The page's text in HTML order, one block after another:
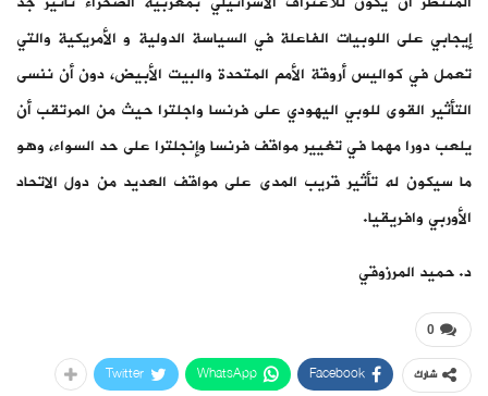
إيجابي على اللوبيات الفاعلة في السياسة الدولية و الأمريكية والتي
تعمل في كواليس أروقة الأمم المتحدة والبيت الأبيض، دون أن ننسى
التأثير القوى للوبي اليهودي على فرنسا واجلترا حيث من المرتقب أن
يلعب دورا مهما في تغيير مواقف فرنسا وإنجلترا على حد السواء، وهو
ما سيكون له تأثير قريب المدى على مواقف العديد من دول الاتحاد
الأوربي وافريقيا.
د. حميد المرزوقي
0
شارك Facebook
WhatsApp
Twitter